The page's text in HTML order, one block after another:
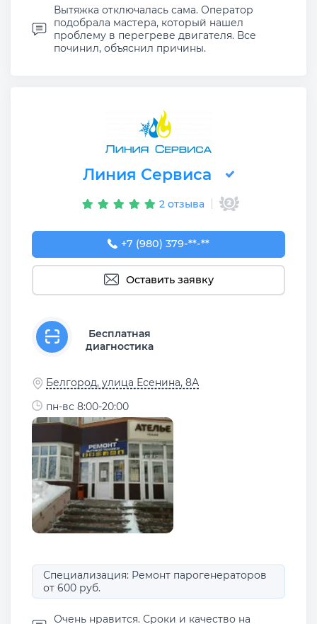
Вытяжка отключалась сама. Оператор
подобрала мастера, который нашел
проблему в перегреве двигателя. Все
починил, объяснил причины.
Линия Сервиса
2 отзыва
+7 (980) 379-53-54
+7 (980) 379-**-**
Оставить заявку
Бесплатная
диагностика
Белгород, улица Есенина, 8А
пн-вс 8:00-20:00
Специализация: Ремонт парогенераторов
от 600 руб.
Очень нравится. Сроки и качество на